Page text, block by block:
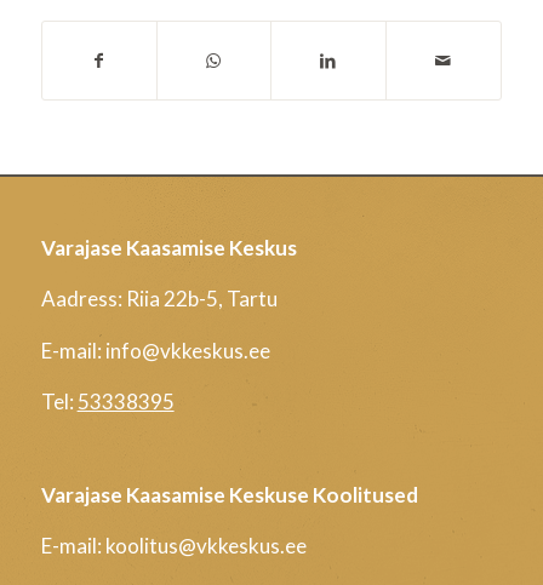
Varajase Kaasamise Keskus
Aadress: Riia 22b-5, Tartu
E-mail: info@vkkeskus.ee
Tel: 53338395
Varajase Kaasamise Keskuse Koolitused
E-mail: koolitus@vkkeskus.ee